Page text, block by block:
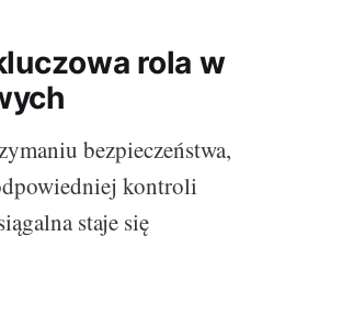
rola w
bezpieczeństwa,
kontroli
staje się